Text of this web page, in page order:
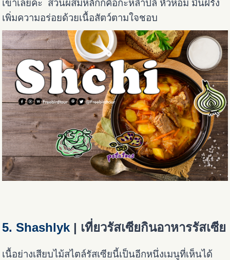
เขาเลยค่ะ ส่วนผสมหลักก็คือกะหล่ำปลี หัวหอม มันฝรั่ง
เพิ่มความอร่อยด้วยเนื้อสัตว์ตามใจชอบ
5. Shashlyk | เที่ยวรัสเซียกินอาหารรัสเซีย
เนื้อย่างเสียบไม้สไตล์รัสเซียนี้เป็นอีกหนึ่งเมนูที่เห็นได้